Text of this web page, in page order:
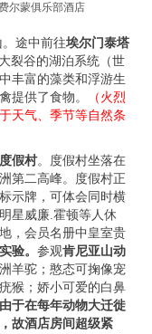
尔蒙俱乐部酒店
途中前往埃尔门泰塔
裂谷的湖泊系统（世
丰富的藻类和浮游生
提供了食物。
（火烈
天气、季节等自然条
假村。度假村坐落在
第二高峰。度假村正
示牌，可体会同时横
星威廉.霍顿等人休
，会员名册中皇室贵
验。 参观肯尼亚山动
羊驼；憨态可掬像宠
猴；娇小可爱的白鼻
于在每年动物大迁徙
故酒店房 间超级紧